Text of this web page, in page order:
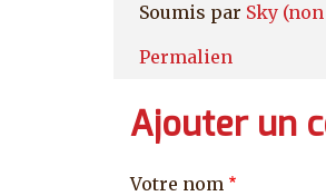
Soumis par Sky
Permalien
Ajouter un
Votre nom